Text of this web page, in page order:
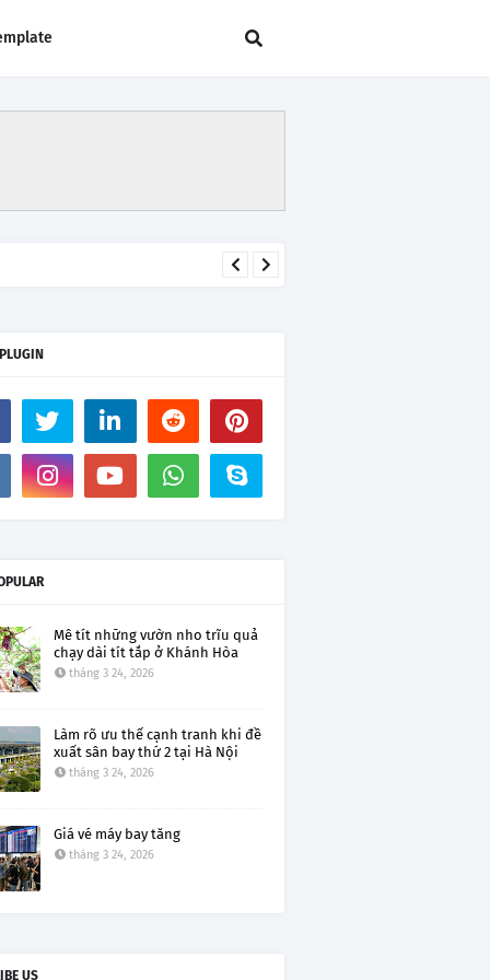
Mê tít những vườn nho trĩu quả
chạy dài tít tắp ở Khánh Hòa
tháng 3 24, 2026
Làm rõ ưu thế cạnh tranh khi đề
xuất sân bay thứ 2 tại Hà Nội
tháng 3 24, 2026
Giá vé máy bay tăng
tháng 3 24, 2026
US